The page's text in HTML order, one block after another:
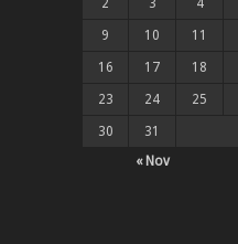
« Nov
9 10 11
16 17 18
23 24 25
30 31